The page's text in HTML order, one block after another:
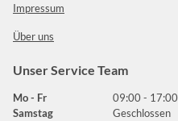
Impressum
Über uns
Unser Service Team
Mo - Fr
09:00 - 17:00
Samstag
Geschlossen